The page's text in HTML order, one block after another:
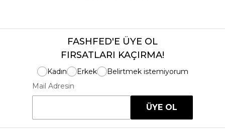
FASHFED'E ÜYE OL
FIRSATLARI KAÇIRMA!
Kadın Erkek
Belirtmek istemiyorum
Mail Adresin
ÜYE OL